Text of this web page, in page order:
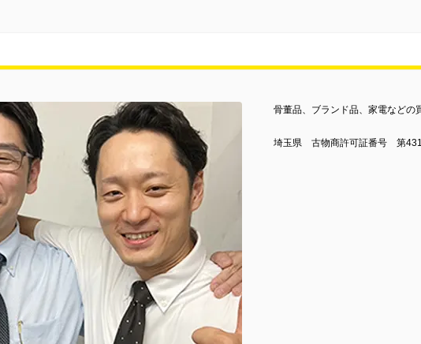
骨董品、ブランド品、家電などの
埼玉県 古物商許可証番号 第